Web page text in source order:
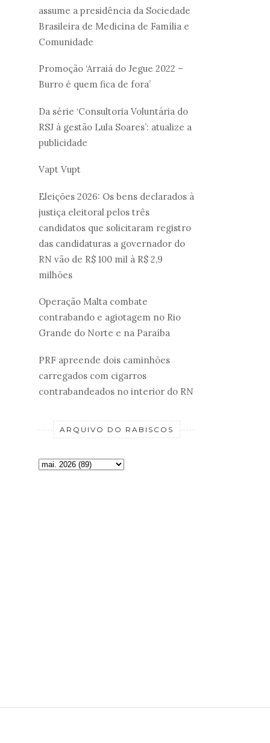
assume a presidência da Sociedade
Brasileira de Medicina de Família e
Comunidade
Promoção ‘Arraiá do Jegue 2022 –
Burro é quem fica de fora’
Da série ‘Consultoria Voluntária do
RSJ à gestão Lula Soares’: atualize a
publicidade
Vapt Vupt
Eleições 2026: Os bens declarados à
justiça eleitoral pelos três
candidatos que solicitaram registro
das candidaturas a governador do
RN vão de R$ 100 mil à R$ 2,9
milhões
Operação Malta combate
contrabando e agiotagem no Rio
Grande do Norte e na Paraíba
PRF apreende dois caminhões
carregados com cigarros
contrabandeados no interior do RN
ARQUIVO DO RABISCOS